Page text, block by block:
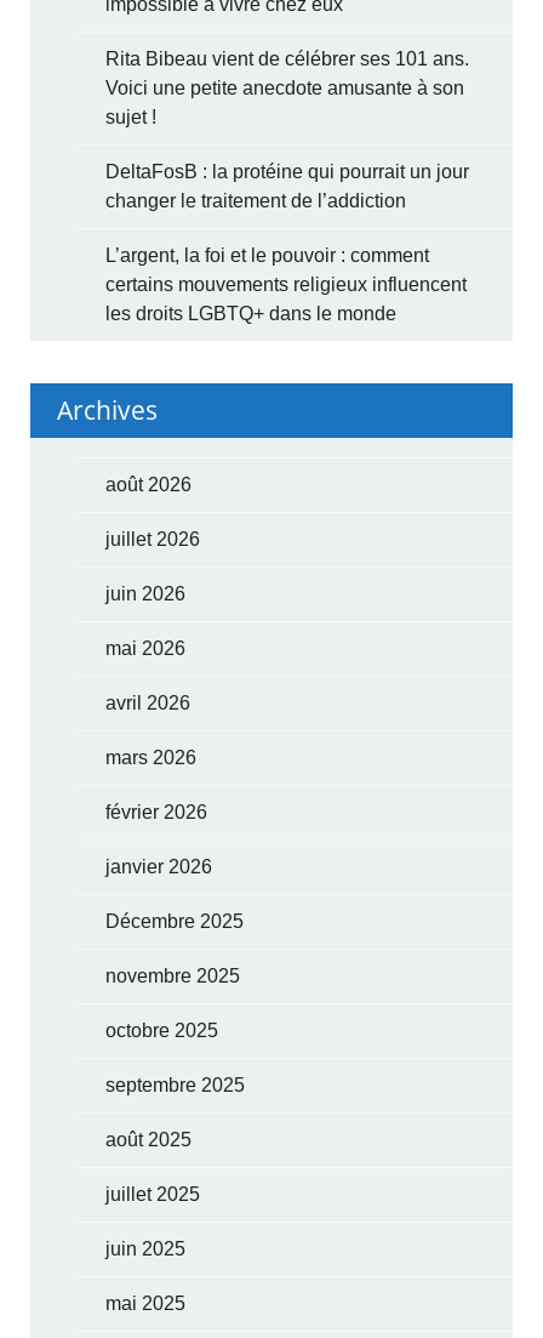
Rita Bibeau vient de célébrer ses 101 ans.
Voici une petite anecdote amusante à son
sujet !
DeltaFosB : la protéine qui pourrait un jour
changer le traitement de l’addiction
L’argent, la foi et le pouvoir : comment
certains mouvements religieux influencent
les droits LGBTQ+ dans le monde
Archives
août 2026
juillet 2026
juin 2026
mai 2026
avril 2026
mars 2026
février 2026
janvier 2026
Décembre 2025
novembre 2025
octobre 2025
septembre 2025
août 2025
juillet 2025
juin 2025
mai 2025